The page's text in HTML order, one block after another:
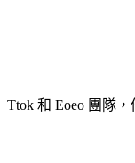
Ttok 和 Eoeo 團隊